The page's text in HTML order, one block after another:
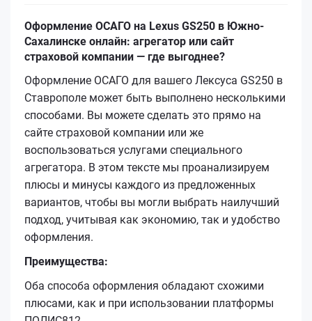
Оформление ОСАГО на Lexus GS250 в Южно-
Сахалинске онлайн: агрегатор или сайт
страховой компании — где выгоднее?
Оформление ОСАГО для вашего Лексуса GS250 в
Ставрополе может быть выполнено несколькими
способами. Вы можете сделать это прямо на
сайте страховой компании или же
воспользоваться услугами специального
агрегатора. В этом тексте мы проанализируем
плюсы и минусы каждого из предложенных
вариантов, чтобы вы могли выбрать наилучший
подход, учитывая как экономию, так и удобство
оформления.
Преимущества:
Оба способа оформления обладают схожими
плюсами, как и при использовании платформы